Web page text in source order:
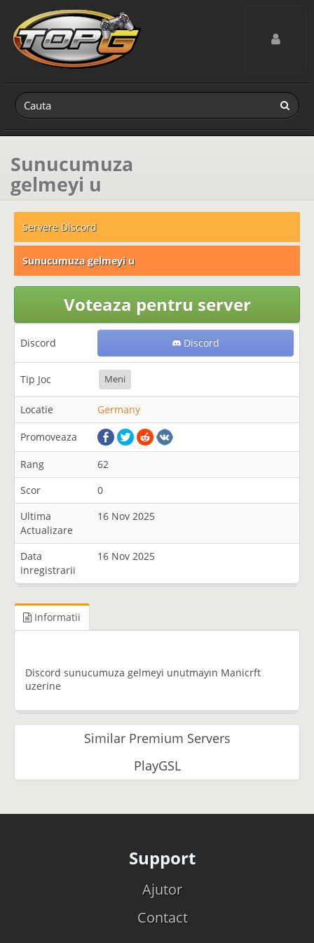
Toggle
Sunucumuza
gelmeyi u
Servere Discord
Sunucumuza gelmeyi u
Voteaza pentru server
Discord Discord
Tip Joc Meni
Locatie Germany
Promoveaza
Rang
62
Scor
0
Ultima
Actualizare
16 Nov 2025
Data
inregistrarii
16 Nov 2025
Informatii
Discord sunucumuza gelmeyi unutmayın Manicrft
uzerine
Similar Premium Servers
PlayGSL
Support
Ajutor
Contact